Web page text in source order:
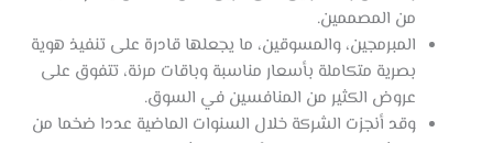
من المصممين.
المبرمجين، والمسوقين، ما يجعلها قادرة على تنفيذ هوية
بصرية متكاملة بأسعار مناسبة وباقات مرنة، تتفوق على
عروض الكثير من المنافسين في السوق.
وقد أنجزت الشركة خلال السنوات الماضية عددا ضخما من